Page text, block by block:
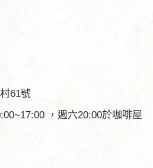
61號
，週六20:00於咖啡屋